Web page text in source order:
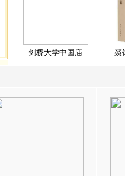
剑桥大学中国庙 裘